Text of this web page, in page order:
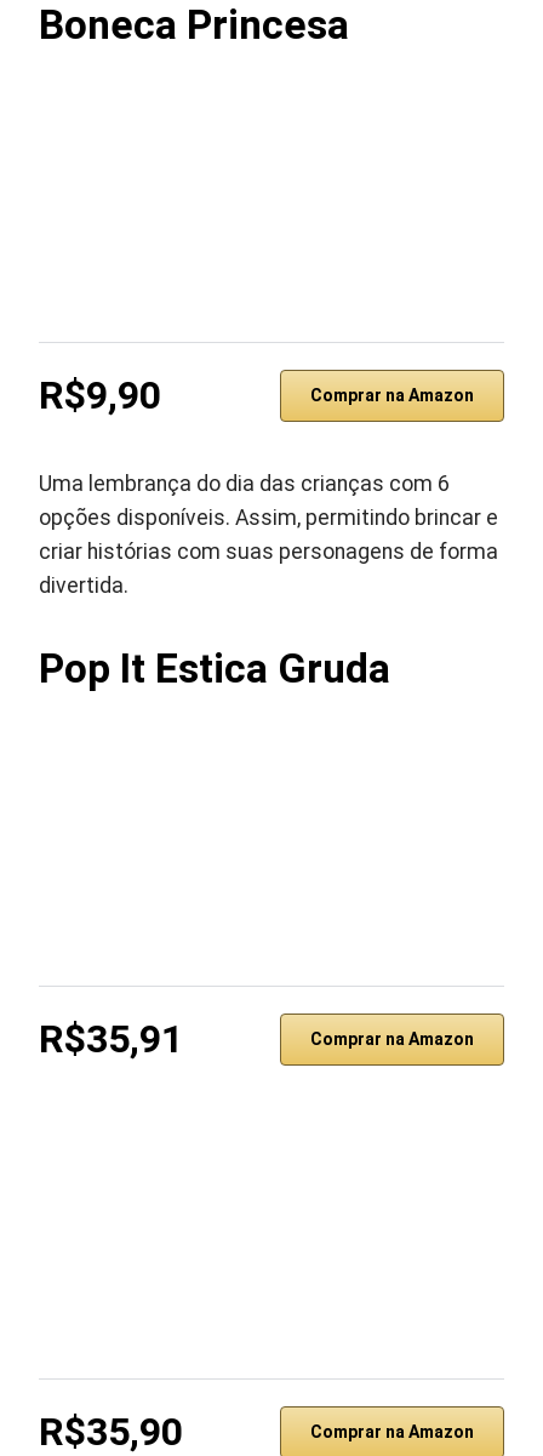
Boneca Princesa
R$9,90 Comprar na Amazon
Uma lembrança do dia das crianças com 6
opções disponíveis. Assim, permitindo brincar e
criar histórias com suas personagens de forma
divertida.
Pop It Estica Gruda
R$35,91 Comprar na Amazon
R$35,90 Comprar na Amazon